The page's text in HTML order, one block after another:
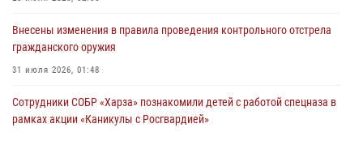
Внесены изменения в правила проведения контрольного отстрела
гражданского оружия
31 июля 2026, 01:48
Сотрудники СОБР «Харза» познакомили детей с работой спецназа в
рамках акции «Каникулы с Росгвардией»